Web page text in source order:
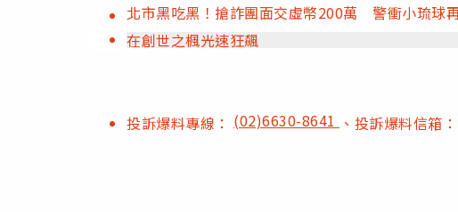
北市黑吃黑！搶詐團面交虛幣200萬 警衝小琉球
在創世之楓光速狂飆
投訴爆料專線： (02)6630-8641 、投訴爆料信箱